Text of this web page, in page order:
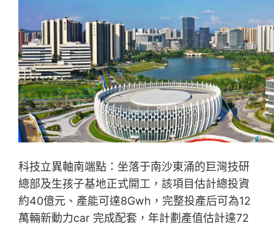
科技立異軸南端點：坐落于南沙東涌的巨灣技研
總部及生孩子基地正式開工，該項目估計總投資
約40億元、產能可達8Gwh，完整投產后可為12
萬輛新動力car 完成配套，年計劃產值估計達72